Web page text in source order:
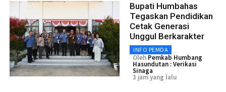
Bupati Humbahas
Tegaskan Pendidikan
Cetak Generasi
Unggul Berkarakter
INFO PEMDA
Oleh Pemkab Humbang
Hasundutan : Verikasi
Sinaga
3 jam yang lalu